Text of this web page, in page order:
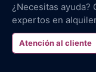
¿Necesitas ayuda?
expertos en
Atención al cliente